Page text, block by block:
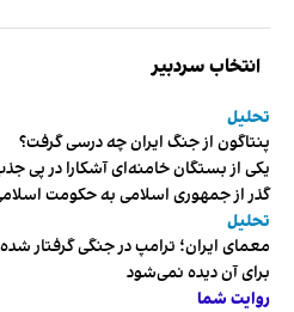
انتخاب سردبیر
تحلیل
پنتاگون از جنگ ایران چه درسی گرفت؟
یکی از بستگان خامنه‌ای آشکارا در پی
گذر از جمهوری اسلامی به حکومت
تحلیل
معمای ایران؛ ترامپ در جنگی گرفتار
برای آن دیده نمی‌شود
روایت شما